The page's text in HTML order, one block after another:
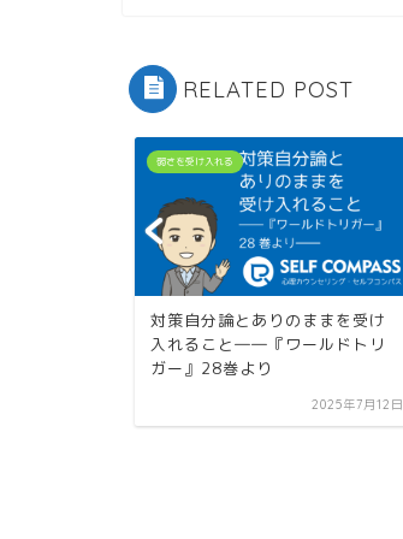
RELATED POST
弱さを受け入れる
対策自分論とありのままを受け
入れること――『ワールドトリ
ガー』28巻より
2025年7月12日